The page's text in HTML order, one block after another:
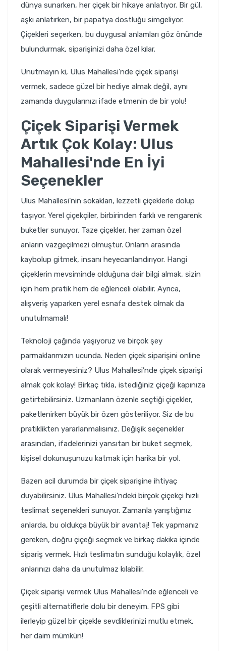
dünya sunarken, her çiçek bir hikaye anlatıyor. Bir gül,
aşkı anlatırken, bir papatya dostluğu simgeliyor.
Çiçekleri seçerken, bu duygusal anlamları göz önünde
bulundurmak, siparişinizi daha özel kılar.
Unutmayın ki, Ulus Mahallesi'nde çiçek siparişi
vermek, sadece güzel bir hediye almak değil, aynı
zamanda duygularınızı ifade etmenin de bir yolu!
Çiçek Siparişi Vermek
Artık Çok Kolay: Ulus
Mahallesi'nde En İyi
Seçenekler
Ulus Mahallesi’nin sokakları, lezzetli çiçeklerle dolup
taşıyor. Yerel çiçekçiler, birbirinden farklı ve rengarenk
buketler sunuyor. Taze çiçekler, her zaman özel
anların vazgeçilmezi olmuştur. Onların arasında
kaybolup gitmek, insanı heyecanlandırıyor. Hangi
çiçeklerin mevsiminde olduğuna dair bilgi almak, sizin
için hem pratik hem de eğlenceli olabilir. Ayrıca,
alışveriş yaparken yerel esnafa destek olmak da
unutulmamalı!
Teknoloji çağında yaşıyoruz ve birçok şey
parmaklarımızın ucunda. Neden çiçek siparişini online
olarak vermeyesiniz? Ulus Mahallesi’nde çiçek siparişi
almak çok kolay! Birkaç tıkla, istediğiniz çiçeği kapınıza
getirtebilirsiniz. Uzmanların özenle seçtiği çiçekler,
paketlenirken büyük bir özen gösteriliyor. Siz de bu
pratiklikten yararlanmalısınız. Değişik seçenekler
arasından, ifadelerinizi yansıtan bir buket seçmek,
kişisel dokunuşunuzu katmak için harika bir yol.
Bazen acil durumda bir çiçek siparişine ihtiyaç
duyabilirsiniz. Ulus Mahallesi’ndeki birçok çiçekçi hızlı
teslimat seçenekleri sunuyor. Zamanla yarıştığınız
anlarda, bu oldukça büyük bir avantaj! Tek yapmanız
gereken, doğru çiçeği seçmek ve birkaç dakika içinde
sipariş vermek. Hızlı teslimatın sunduğu kolaylık, özel
anlarınızı daha da unutulmaz kılabilir.
Çiçek siparişi vermek Ulus Mahallesi’nde eğlenceli ve
çeşitli alternatiflerle dolu bir deneyim. FPS gibi
ilerleyip güzel bir çiçekle sevdiklerinizi mutlu etmek,
her daim mümkün!